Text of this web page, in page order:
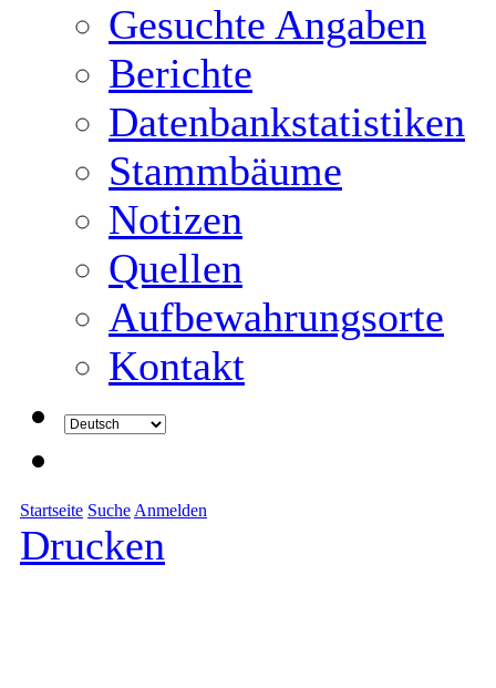
Gesuchte Angaben
Berichte
Datenbankstatistiken
Stammbäume
Notizen
Quellen
Aufbewahrungsorte
Kontakt
Startseite Suche Anmelden
Drucken